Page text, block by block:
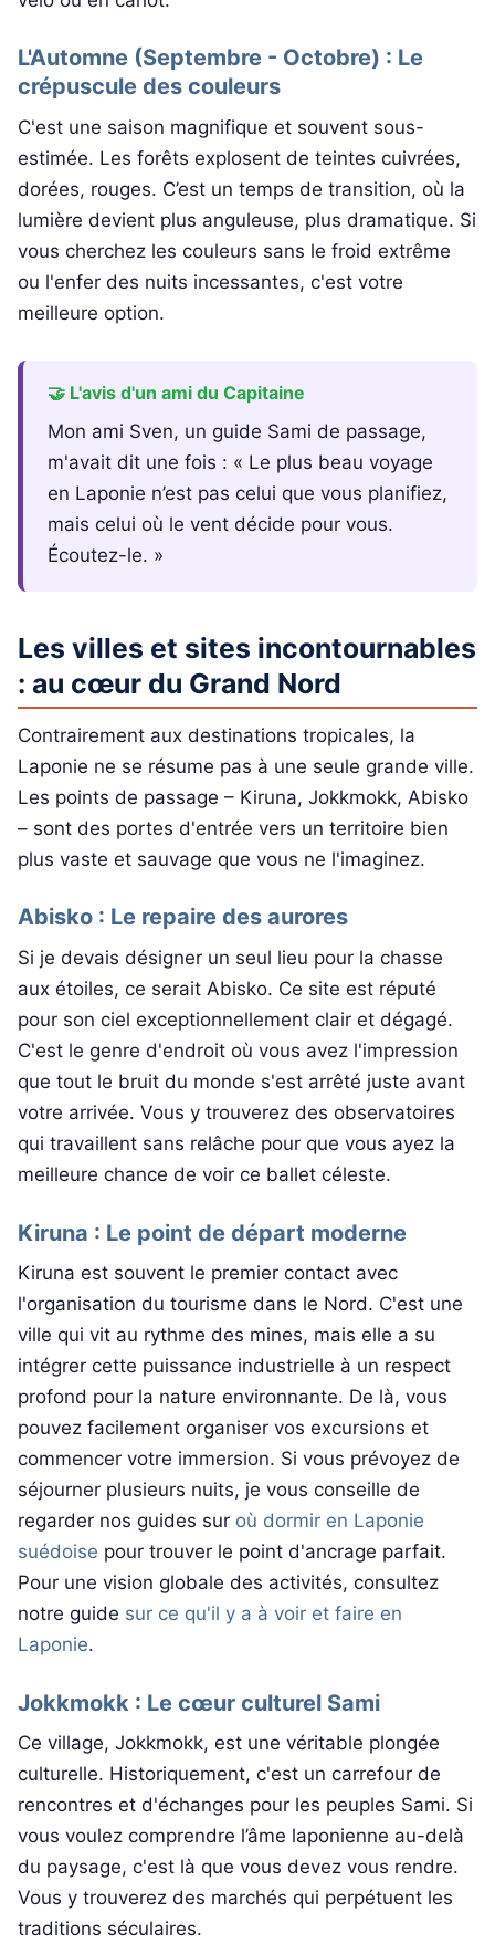
L'Automne (Septembre - Octobre) : Le
crépuscule des couleurs
C'est une saison magnifique et souvent sous-
estimée. Les forêts explosent de teintes cuivrées,
dorées, rouges. C’est un temps de transition, où la
lumière devient plus anguleuse, plus dramatique. Si
vous cherchez les couleurs sans le froid extrême
ou l'enfer des nuits incessantes, c'est votre
meilleure option.
🤝 L'avis d'un ami du Capitaine
Mon ami Sven, un guide Sami de passage,
m'avait dit une fois : « Le plus beau voyage
en Laponie n’est pas celui que vous planifiez,
mais celui où le vent décide pour vous.
Écoutez-le. »
Les villes et sites incontournables
: au cœur du Grand Nord
Contrairement aux destinations tropicales, la
Laponie ne se résume pas à une seule grande ville.
Les points de passage – Kiruna, Jokkmokk, Abisko
– sont des portes d'entrée vers un territoire bien
plus vaste et sauvage que vous ne l'imaginez.
Abisko : Le repaire des aurores
Si je devais désigner un seul lieu pour la chasse
aux étoiles, ce serait Abisko. Ce site est réputé
pour son ciel exceptionnellement clair et dégagé.
C'est le genre d'endroit où vous avez l'impression
que tout le bruit du monde s'est arrêté juste avant
votre arrivée. Vous y trouverez des observatoires
qui travaillent sans relâche pour que vous ayez la
meilleure chance de voir ce ballet céleste.
Kiruna : Le point de départ moderne
Kiruna est souvent le premier contact avec
l'organisation du tourisme dans le Nord. C'est une
ville qui vit au rythme des mines, mais elle a su
intégrer cette puissance industrielle à un respect
profond pour la nature environnante. De là, vous
pouvez facilement organiser vos excursions et
commencer votre immersion. Si vous prévoyez de
séjourner plusieurs nuits, je vous conseille de
regarder nos guides sur où dormir en Laponie
suédoise pour trouver le point d'ancrage parfait.
Pour une vision globale des activités, consultez
notre guide sur ce qu'il y a à voir et faire en
Laponie.
Jokkmokk : Le cœur culturel Sami
Ce village, Jokkmokk, est une véritable plongée
culturelle. Historiquement, c'est un carrefour de
rencontres et d'échanges pour les peuples Sami. Si
vous voulez comprendre l’âme laponienne au-delà
du paysage, c'est là que vous devez vous rendre.
Vous y trouverez des marchés qui perpétuent les
traditions séculaires.